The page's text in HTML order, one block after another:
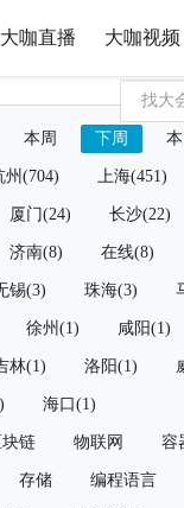
大咖直播 大咖视频
本周 下周
州(704) 上海(451)
厦门(24) 长沙(22)
济南(8) 在线(8)
锡(3) 珠海(3)
徐州(1) 咸阳(1)
林(1) 洛阳(1)
海口(1)
块链 物联网 容
存储 编程语言